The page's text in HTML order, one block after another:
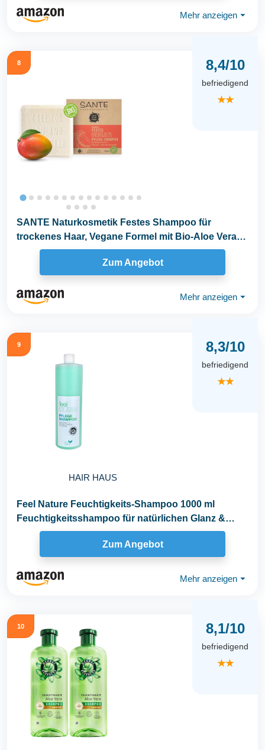
Mehr anzeigen ⏷
8 8,4/10
befriedigend
★★
SANTE Naturkosmetik Festes Shampoo für
trockenes Haar, Vegane Formel mit Bio-Aloe Vera
und Mango...
Zum Angebot
Mehr anzeigen ⏷
9
HAIR HAUS
8,3/10
befriedigend
★★
Feel Nature Feuchtigkeits-Shampoo 1000 ml
Feuchtigkeitsshampoo für natürlichen Glanz &
seidige...
Zum Angebot
Mehr anzeigen ⏷
10 8,1/10
befriedigend
★★